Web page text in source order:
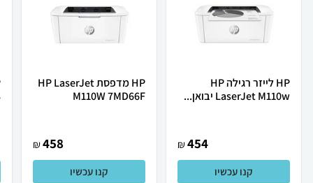
HP ‏לייזר ‏רגילה HP
LaserJet M110w יבואן...
454
₪
קנו עכשיו
HP מדפסת HP LaserJet
M110W 7MD66F
458
₪
קנו עכשיו